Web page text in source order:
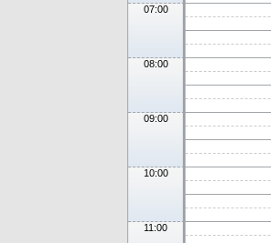
07:00
08:00
09:00
10:00
11:00